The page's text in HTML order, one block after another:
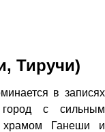
Тиручи)
в записях
город с сильным
храмом Ганеши и